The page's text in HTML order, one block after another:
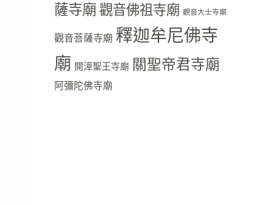
薩寺廟觀音佛祖寺廟 觀音大士寺廟
觀音菩薩寺廟 釋迦牟尼佛寺
廟 開漳聖王寺廟 關聖帝君寺廟
阿彌陀佛寺廟